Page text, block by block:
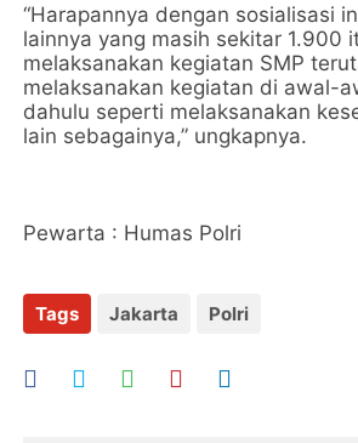
“Harapannya dengan sosialisasi
lainnya yang masih sekitar 1.900
melaksanakan kegiatan SMP
melaksanakan kegiatan di awal-
dahulu seperti melaksanakan
lain sebagainya,” ungkapnya.
Pewarta : Humas Polri
Tags Jakarta Polri